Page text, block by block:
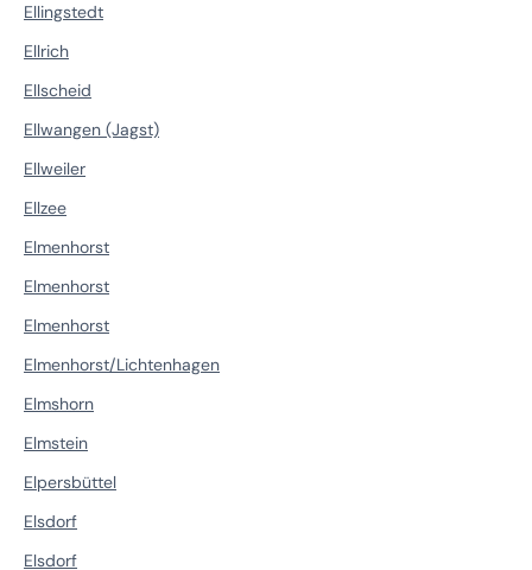
Ellingstedt
Ellrich
Ellscheid
Ellwangen (Jagst)
Ellweiler
Ellzee
Elmenhorst
Elmenhorst
Elmenhorst
Elmenhorst/Lichtenhagen
Elmshorn
Elmstein
Elpersbüttel
Elsdorf
Elsdorf